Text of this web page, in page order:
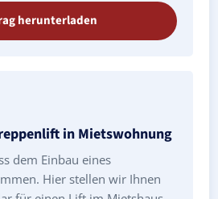
herunterladen
in Mietswohnung
dem Einbau eines
Hier stellen wir Ihnen